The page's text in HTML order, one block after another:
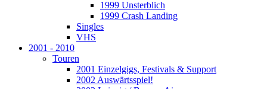
1999 Unsterblich
1999 Crash Landing
Singles
VHS
2001 - 2010
Touren
2001 Einzelgigs, Festivals & Support
2002 Auswärtsspiel!